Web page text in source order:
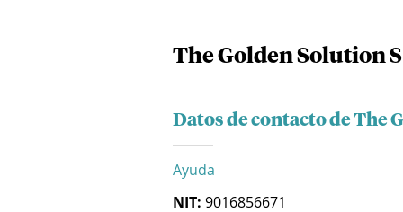
The Golden Solution S
Datos de contacto de The
Ayuda
NIT: 9016856671